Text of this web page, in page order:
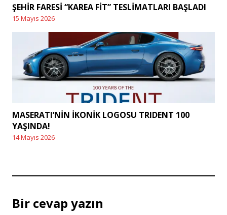
ŞEHİR FARESİ “KAREA FİT” TESLİMATLARI BAŞLADI
Posted
on
15 Mayıs 2026
MASERATI’NİN İKONİK LOGOSU TRIDENT 100
YAŞINDA!
Posted
14 Mayıs 2026
Bir cevap yazın